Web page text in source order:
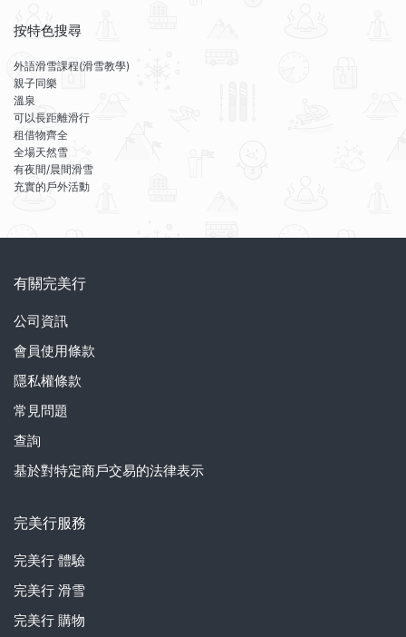
按特色搜尋
外語滑雪課程(滑雪教學)
親子同樂
溫泉
可以長距離滑行
租借物齊全
全場天然雪
有夜間/晨間滑雪
充實的戶外活動
有關完美行
公司資訊
會員使用條款
隱私權條款
常見問題
查詢
基於對特定商戶交易的法律表示
完美行服務
完美行體驗
完美行滑雪
完美行購物